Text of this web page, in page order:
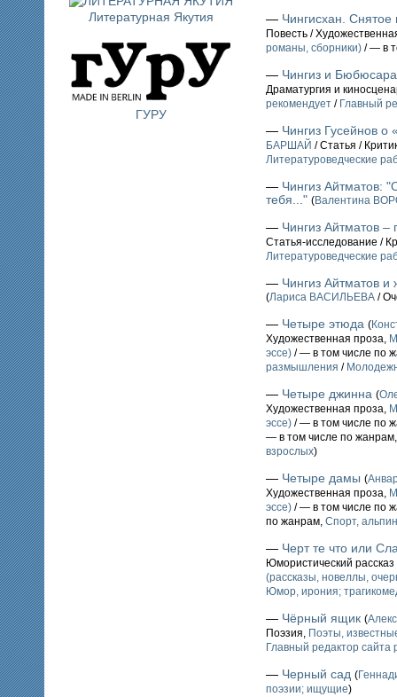
Литературная Якутия
ГУРУ
— Чингисхан. Снятое
Повесть /
романы, сборники) / — в
— Чингиз и Бюбюсара
Драматургия и
рекомендует / Главный
— Чингиз Гусейнов о
БАРШАЙ / Статья /
Литературоведческие
— Чингиз Айтматов:
тебя..." (Валентина
— Чингиз Айтматов –
Статья-исследование /
Литературоведческие
— Чингиз Айтматов и
(Лариса ВАСИЛЬЕВА /
— Четыре этюда (
Художественная проза,
эссе) / — в том числе по
размышления /
— Четыре джинна (
Художественная проза,
эссе) / — в том числе по
— в том числе по
взрослых)
— Четыре дамы (
Художественная проза,
эссе) / — в том числе по
по жанрам, Спорт,
— Черт те что или
Юмористический
(рассказы, новеллы,
Юмор, ирония;
— Чёрный ящик (
Поэзия, Поэты,
Главный редактор сайта
— Черный сад (
поэзии; ищущие)